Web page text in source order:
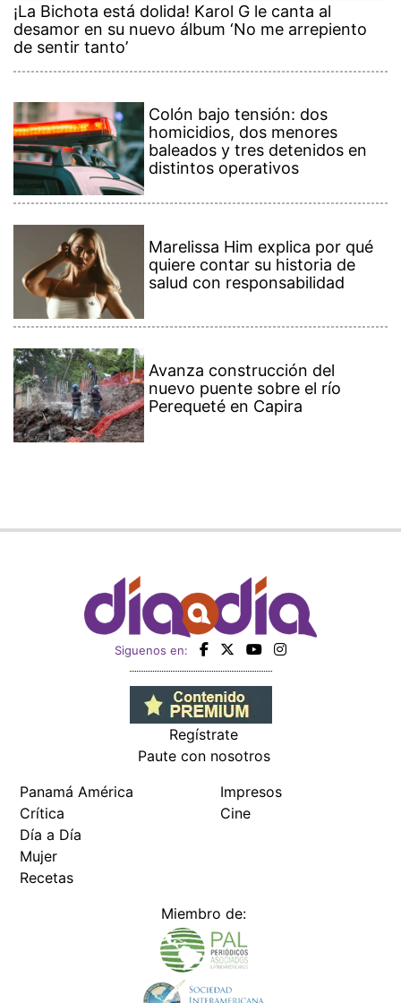
¡La Bichota está dolida! Karol G le canta al
desamor en su nuevo álbum ‘No me arrepiento
de sentir tanto’
Colón bajo tensión: dos
homicidios, dos menores
baleados y tres detenidos en
distintos operativos
Marelissa Him explica por qué
quiere contar su historia de
salud con responsabilidad
Avanza construcción del
nuevo puente sobre el río
Perequeté en Capira
Siguenos en:
Regístrate
Paute con nosotros
Panamá América
Crítica
Día a Día
Mujer
Recetas
Impresos
Cine
Miembro de: